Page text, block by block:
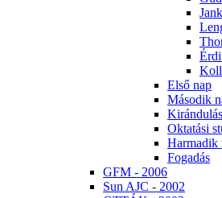
El­ső nap
Má­so­dik
Ki­rán­du­lás
Ok­ta­tá­si
Har­ma­dik
Fo­ga­dás
GFM - 2006
Sun AJC - 2002